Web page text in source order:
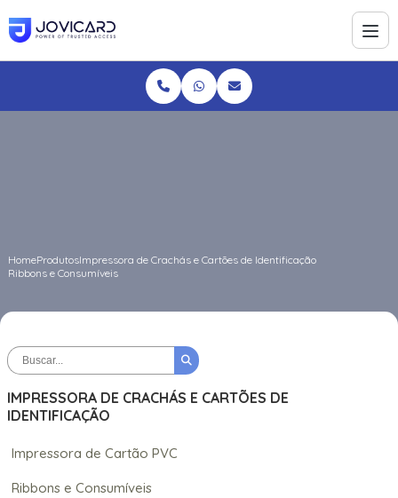
HomeProdutosImpressora de Crachás e Cartões de Identificação
Ribbons e Consumíveis
IMPRESSORA DE CRACHÁS E CARTÕES DE
IDENTIFICAÇÃO
Impressora de Cartão PVC
Ribbons e Consumíveis